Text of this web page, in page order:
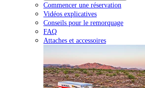
Commencer une réservation
Vidéos explicatives
Conseils pour le remorquage
FAQ
Attaches et accessoires